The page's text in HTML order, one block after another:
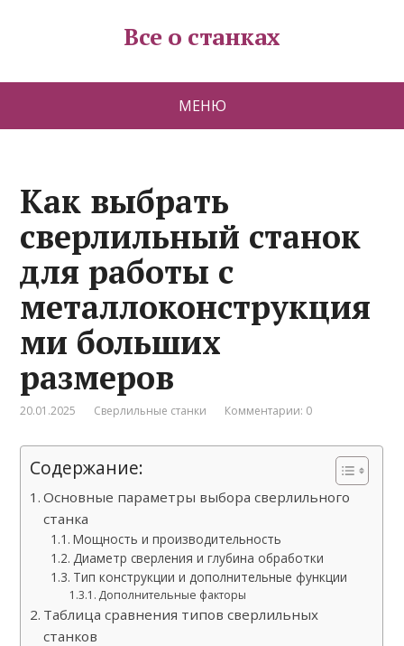
Все о станках
МЕНЮ
Как выбрать
сверлильный станок
для работы с
металлоконструкция
ми больших
размеров
20.01.2025 Сверлильные станки Комментарии: 0
Содержание:
Основные параметры выбора сверлильного
станка
Мощность и производительность
Диаметр сверления и глубина обработки
Тип конструкции и дополнительные функции
Дополнительные факторы
Таблица сравнения типов сверлильных
станков